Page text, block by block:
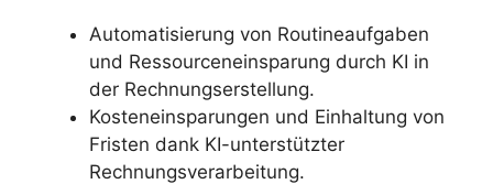
Automatisierung von Routineaufgaben
und Ressourceneinsparung durch KI in
der Rechnungserstellung.
Kosteneinsparungen und Einhaltung von
Fristen dank KI-unterstützter
Rechnungsverarbeitung.